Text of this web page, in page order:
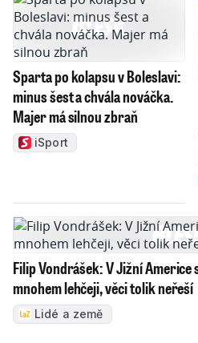
Sparta po kolapsu v Boleslavi:
minus šest a chvála nováčka.
Majer má silnou zbraň
iSport
Filip Vondrášek: V Jižní Americe
mnohem lehčeji, věci tolik neřeší
Lidé a země